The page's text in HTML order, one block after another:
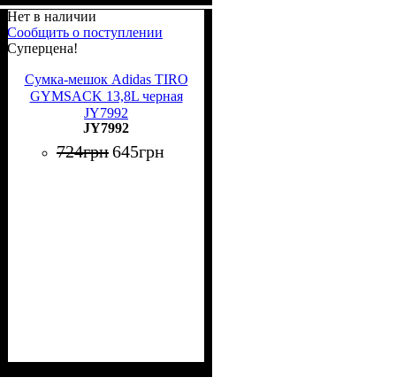
Нет в наличии
Сообщить о поступлении
Суперцена!
Сумка-мешок Adidas TIRO
GYMSACK 13,8L черная
JY7992
JY7992
724грн645грн